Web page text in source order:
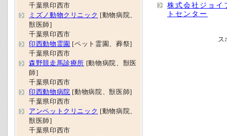
株式会社ジョイ
トセンター
ス
千葉県印西市
ミズノ動物クリニック [動物病院、
獣医師]
千葉県印西市
印西動物霊園 [ペット霊園、葬祭]
千葉県印西市
森野競走馬診療所 [動物病院、獣医
師]
千葉県印西市
印西動物病院 [動物病院、獣医師]
千葉県印西市
アンペットクリニック [動物病院、
獣医師]
千葉県印西市